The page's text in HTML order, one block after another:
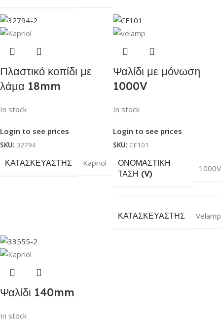
Πλαστικό κοπίδι με
λάμα 18mm
In stock
Login to see prices
SKU: 32794
ΚΑΤΑΣΚΕΥΑΣΤΉΣ Kapriol
Ψαλίδι με μόνωση
1000V
In stock
Login to see prices
SKU: CF101
ΟΝΟΜΑΣΤΙΚΉ
ΤΆΣΗ (V)
1000V
ΚΑΤΑΣΚΕΥΑΣΤΉΣ Velamp
Ψαλίδι 140mm
In stock